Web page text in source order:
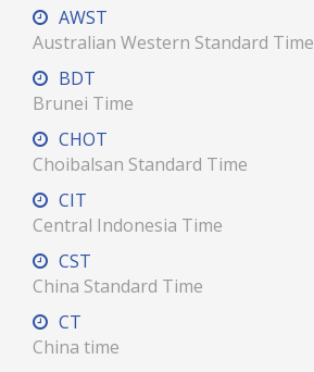
AWST
Australian Western Standard Time
BDT
Brunei Time
CHOT
Choibalsan Standard Time
CIT
Central Indonesia Time
CST
China Standard Time
CT
China time